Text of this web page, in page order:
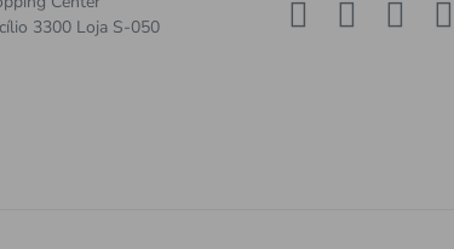
3300 Loja S-050